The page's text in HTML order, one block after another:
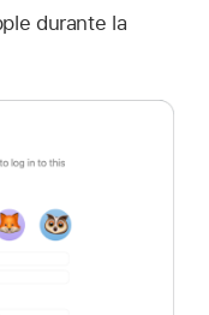
durante la